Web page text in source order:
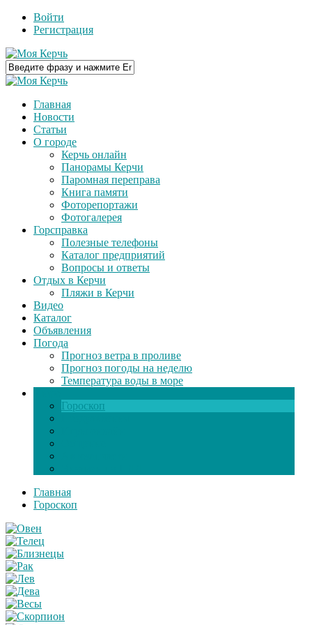
Войти
Регистрация
Главная
Новости
Статьи
О городе
Керчь онлайн
Панорамы Керчи
Паромная переправа
Книга памяти
Фоторепортажи
Фотогалерея
Горсправка
Полезные телефоны
Каталог предприятий
Вопросы и ответы
Отдых в Керчи
Пляжи в Керчи
Видео
Каталог
Объявления
Погода
Прогноз ветра в проливе
Прогноз погоды на неделю
Температура воды в море
Гороскоп
Главная
Гороскоп